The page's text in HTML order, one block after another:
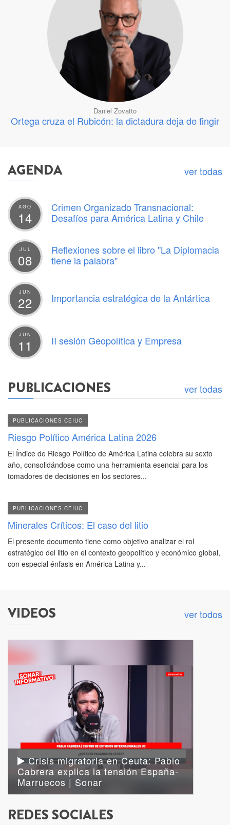
Daniel Zovatto
Ortega cruza el Rubicón: la dictadura deja de fingir
AGENDA ver todas
AGO
14
Crimen Organizado Transnacional:
Desafíos para América Latina y Chile
JUL
08
Reflexiones sobre el libro "La Diplomacia
tiene la palabra"
JUN
22 Importancia estratégica de la Antártica
JUN
11 II sesión Geopolítica y Empresa
PUBLICACIONES ver todas
PUBLICACIONES CEIUC
Riesgo Político América Latina 2026
El Índice de Riesgo Político de América Latina celebra su sexto
año, consolidándose como una herramienta esencial para los
tomadores de decisiones en los sectores...
PUBLICACIONES CEIUC
Minerales Críticos: El caso del litio
El presente documento tiene como objetivo analizar el rol
estratégico del litio en el contexto geopolítico y económico global,
con especial énfasis en América Latina y...
VIDEOS ver todos
Crisis migratoria en Ceuta: Pablo
Cabrera explica la tensión España-
Marruecos | Sonar
REDES SOCIALES